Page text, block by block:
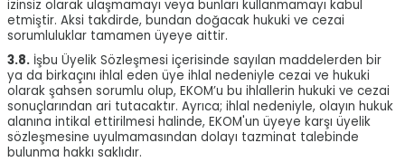
izinsiz olarak ulaşmamayı veya bunları kullanmamayı kabul
etmiştir. Aksi takdirde, bundan doğacak hukuki ve cezai
sorumluluklar tamamen üyeye aittir.
3.8. İşbu Üyelik Sözleşmesi içerisinde sayılan maddelerden bir
ya da birkaçını ihlal eden üye ihlal nedeniyle cezai ve hukuki
olarak şahsen sorumlu olup, EKOM’u bu ihlallerin hukuki ve cezai
sonuçlarından ari tutacaktır. Ayrıca; ihlal nedeniyle, olayın hukuk
alanına intikal ettirilmesi halinde, EKOM'un üyeye karşı üyelik
sözleşmesine uyulmamasından dolayı tazminat talebinde
bulunma hakkı saklıdır.